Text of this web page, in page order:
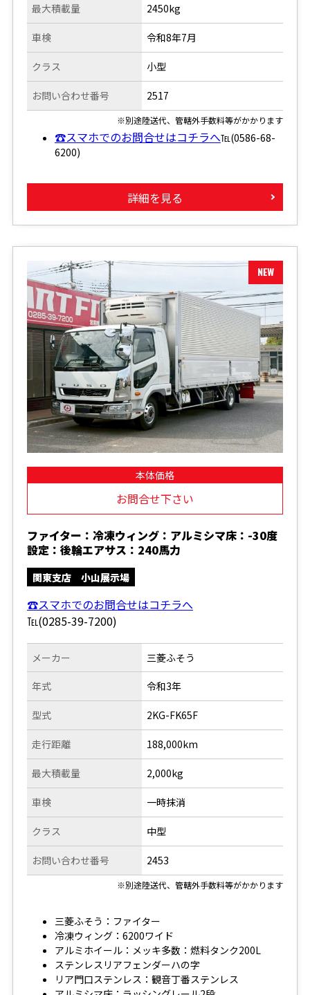
最大積載量
車検
クラス
お問い合わせ番号
2450kg
令和8年7月
小型
2517
※別途陸送代、管轄外手数料等がかかります
☎スマホでのお問合せはコチラへ℡(0586-68-
6200)
詳細を見る
本体価格
お問合せ下さい
ファイター：冷凍ウィング：アルミシマ床：-30度
設定：後輪エアサス：240馬力
関東支店 小山展示場
☎スマホでのお問合せはコチラへ
℡(0285-39-7200)
メーカー
年式
型式
走行距離
三菱ふそう
令和3年
2KG-FK65F
188,000km
最大積載量
車検
クラス
お問い合わせ番号
2,000kg
一時抹消
中型
2453
※別途陸送代、管轄外手数料等がかかります
三菱ふそう：ファイター
冷凍ウィング：6200ワイド
アルミホイール：メッキ多数：燃料タンク200L
ステンレスリアフェンダーハの字
リア門口ステンレス：観音丁番ステンレス